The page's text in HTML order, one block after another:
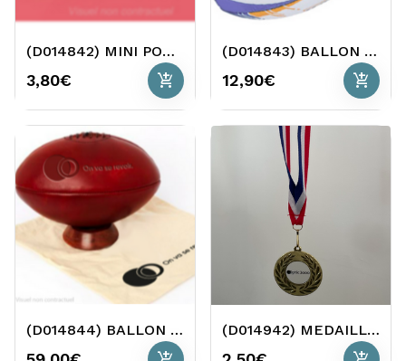
(D014842) MINI PORTE CLES BALLON RUGBY
3,80€ add_shopping_cart
(D014843) BALLON DE RUGBY O2
12,90€ add_shopping_cart
(D014844) BALLON DE RUGBY COLLECTOR O2 (D014942) MEDAILLE OR 50 MM